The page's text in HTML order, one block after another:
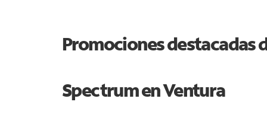
Promociones destacadas
Spectrum enVentura